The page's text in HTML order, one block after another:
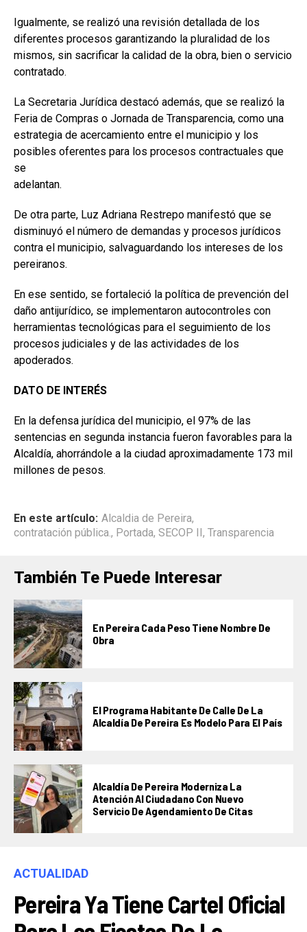
Igualmente, se realizó una revisión detallada de los
diferentes procesos garantizando la pluralidad de los
mismos, sin sacrificar la calidad de la obra, bien o servicio
contratado.
La Secretaria Jurídica destacó además, que se realizó la
Feria de Compras o Jornada de Transparencia, como una
estrategia de acercamiento entre el municipio y los
posibles oferentes para los procesos contractuales que
se
adelantan.
De otra parte, Luz Adriana Restrepo manifestó que se
disminuyó el número de demandas y procesos jurídicos
contra el municipio, salvaguardando los intereses de los
pereiranos.
En ese sentido, se fortaleció la política de prevención del
daño antijurídico, se implementaron autocontroles con
herramientas tecnológicas para el seguimiento de los
procesos judiciales y de las actividades de los
apoderados.
DATO DE INTERÉS
En la defensa jurídica del municipio, el 97% de las
sentencias en segunda instancia fueron favorables para la
Alcaldía, ahorrándole a la ciudad aproximadamente 173 mil
millones de pesos.
En este artículo: Alcaldia de Pereira,
contratación pública., Portada, SECOP II, Transparencia
También Te Puede Interesar
En Pereira Cada Peso Tiene Nombre De
Obra
El Programa Habitante De Calle De La
Alcaldía De Pereira Es Modelo Para El País
Alcaldía De Pereira Moderniza La
Atención Al Ciudadano Con Nuevo
Servicio De Agendamiento De Citas
ACTUALIDAD
Pereira Ya Tiene Cartel Oficial